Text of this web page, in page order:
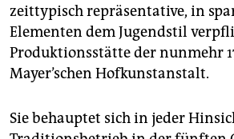
abo
genossenschaft
epaper login
zeittypisch repräsentative, in
Elementen dem Jugendstil
Produktionsstätte der nunmehr
Mayer’schen Hofkunstanstalt.
Sie behauptet sich in jeder